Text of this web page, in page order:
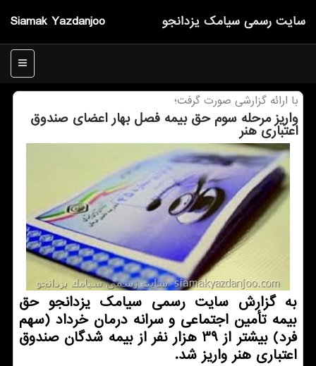
Siamak Yazdanjoo سایت رسمی سیامك یزدانجو
منو
با ارائه گزارشی صورت گرفت؛
واریز مرحله سوم حق بیمه فصل بهار اعضای صندوق
اعتباری هنر
به گزارش سایت رسمی سیامک یزدانجو حق
بیمه تأمین اجتماعی و سرانه درمان خرداد (سهم
فرد) بیشتر از 39 هزار نفر از بیمه شدگان صندوق
اعتباری هنر واریز شد.